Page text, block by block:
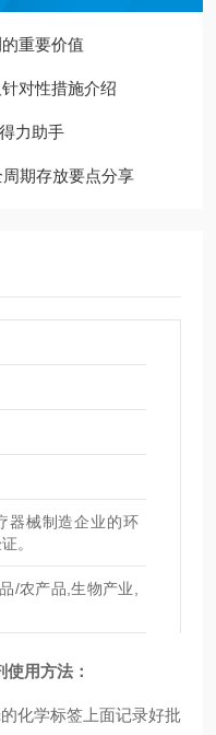
重要价值
对性措施介绍
力助手
期存放要点分享
器械制造企业的环
。
/农产品,生物产业,
使用方法：
化学标签上面记录好批